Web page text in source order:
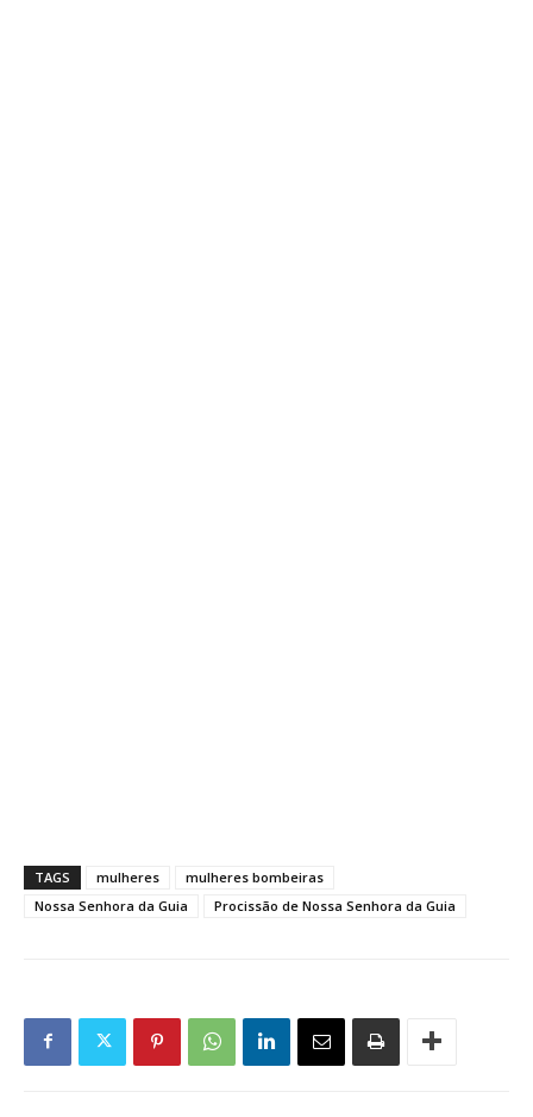
TAGS mulheres
mulheres bombeiras
Nossa Senhora da Guia
Procissão de Nossa Senhora da Guia